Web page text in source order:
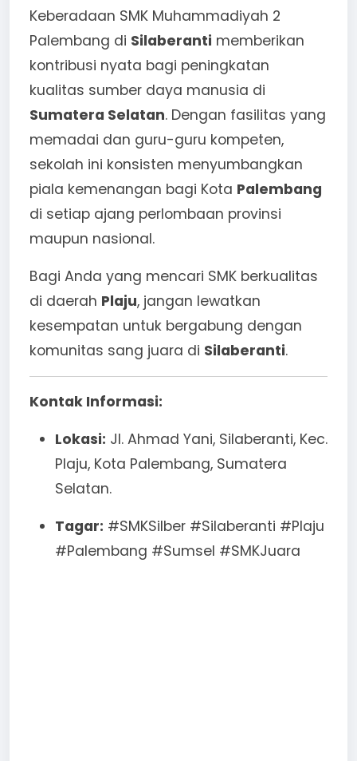
Keberadaan SMK Muhammadiyah 2
Palembang di Silaberanti memberikan
kontribusi nyata bagi peningkatan
kualitas sumber daya manusia di
Sumatera Selatan. Dengan fasilitas yang
memadai dan guru-guru kompeten,
sekolah ini konsisten menyumbangkan
piala kemenangan bagi Kota Palembang
di setiap ajang perlombaan provinsi
maupun nasional.
Bagi Anda yang mencari SMK berkualitas
di daerah Plaju, jangan lewatkan
kesempatan untuk bergabung dengan
komunitas sang juara di Silaberanti.
Kontak Informasi:
Lokasi: Jl. Ahmad Yani, Silaberanti, Kec.
Plaju, Kota Palembang, Sumatera
Selatan.
Tagar: #SMKSilber #Silaberanti #Plaju
#Palembang #Sumsel #SMKJuara